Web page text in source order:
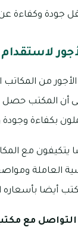
جودة وكفاءة عن
من
أن المكتب
بكفاءة
يتكيفون مع
العاملة
أيضا بأسعاره
مع